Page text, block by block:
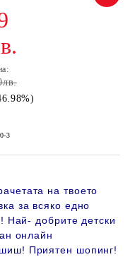
3
на твоето
за всяко едно
Най- добрите детски
онлайн
Приятен шопинг!